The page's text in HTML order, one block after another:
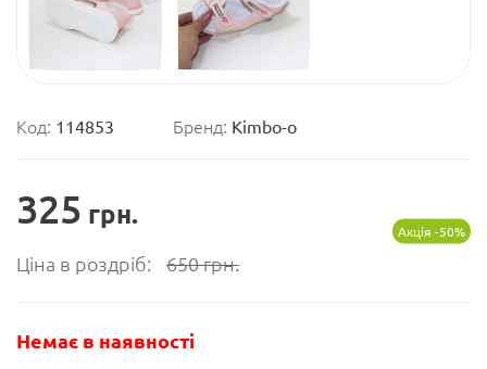
Код: 114853 Бренд: Kimbo-o
325 грн.
Ціна в роздріб: 650грн.
Акція -50%
Немає в наявності